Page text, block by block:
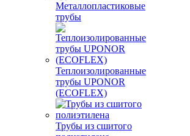
Металлопластиковые
трубы
Теплоизолированные
трубы UPONOR
(ECOFLEX)
Трубы из сшитого